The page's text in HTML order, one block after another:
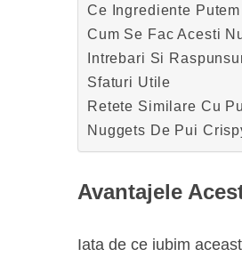
Ce Ingrediente
Cum Se Fac Acesti
Intrebari Si
Sfaturi Utile
Retete Similare Cu
Nuggets De Pui
Avantajele
Iata de ce iubim
S
e
r
f